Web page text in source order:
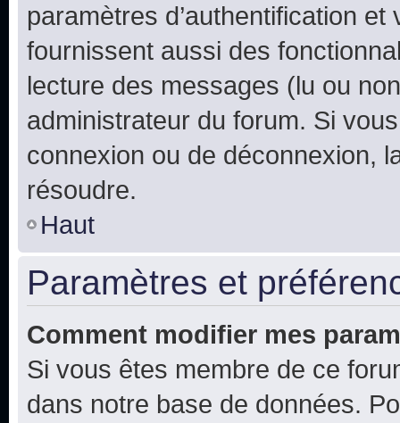
paramètres d’authentification
fournissent aussi des
lecture des messages (lu ou
administrateur du forum. Si
connexion ou de déconnexion,
résoudre.
Haut
Paramètres et
Comment modifier mes
Si vous êtes membre de ce
dans notre base de données.